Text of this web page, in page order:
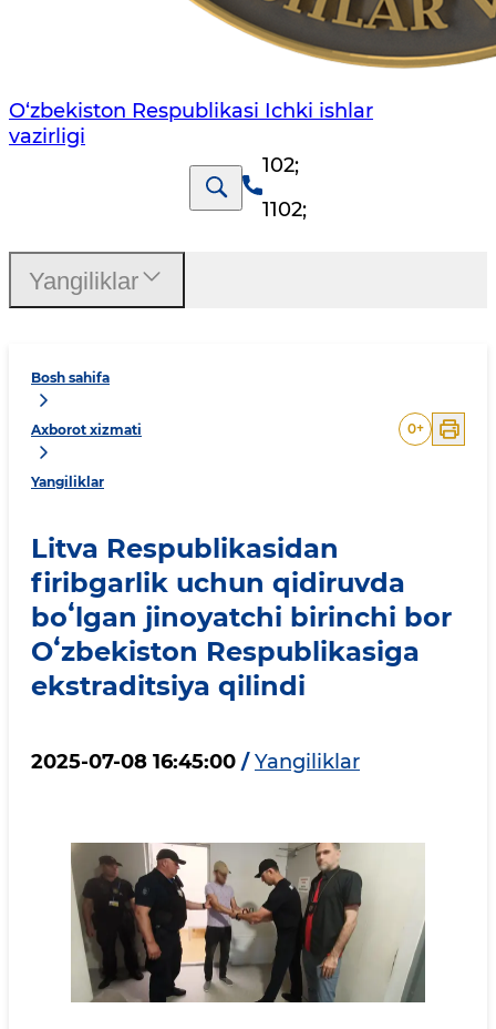
O‘zbеkiston Rеspublikаsi Ichki ishlаr
vаzirligi
102;
1102;
Bosh sahifa
Axborot xizmati
Yangiliklar
0+
Litva Respublikasidan
firibgarlik uchun qidiruvda
boʻlgan jinoyatchi birinchi bor
Oʻzbekiston Respublikasiga
ekstraditsiya qilindi
2025-07-08 16:45:00 / Yangiliklar
Yangiliklar